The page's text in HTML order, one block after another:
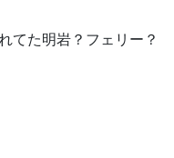
てた明岩？フェリー？